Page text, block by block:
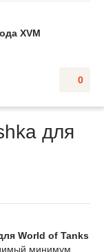
XVM
0
для
World of Tanks
минимум